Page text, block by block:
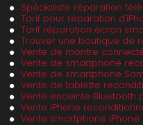
Spécialiste réparation
Tarif pour réparation
Tarif réparation écran
Trouver une boutique de
Vente de montre
Vente de smartphone
Vente de smartphone
Vente de tablette
Vente enceinte Bluetooth
Vente iPhone
Vente smartphone